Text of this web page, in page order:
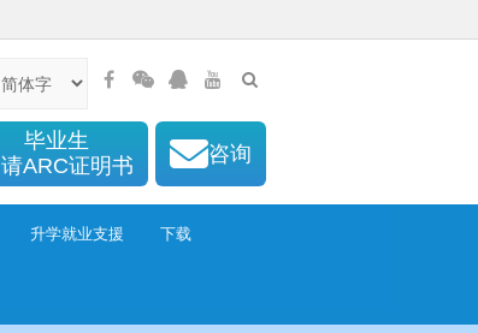
毕业生
ARC证明书
咨询
升学就业支援 下载